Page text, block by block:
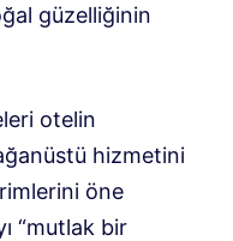
güzelliğinin
otelin
hizmetini
öne
“mutlak bir